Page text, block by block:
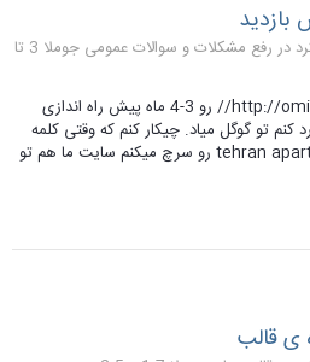
بازدید
رفع مشکلات و سوالات عمومی جوملا 3 تا
با سلام من سایت http://omidarezoo.com// رو 3-4 ماه پیش راه اندازی
تو گوگل میاد. چیکار کنم که وقتی کلمه
های مانند آپارتمان مبله یا tehran apartments رو سرچ میکنم سایت ما هم تو
ی قالب